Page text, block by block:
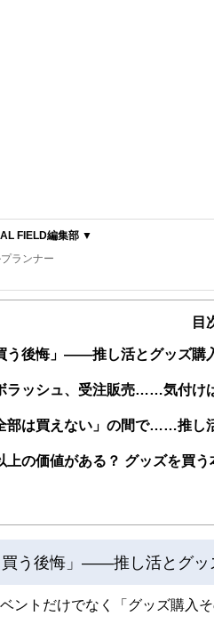
FIELD編集部 ▼
ランナー
は、金融、経済に関する記事を、日々
すべての工程に関わることで、読者目線
徴は、ファイナンシャルプランナー、弁
会保険労務士、行政書士、投資アナリス
コンテンツと確かな情報発信を実現して
目
う後悔」――推し活とグッズ購
ラッシュ、受注販売……気付け
部は買えない」の間で……推し
上の価値がある？ グッズを買う
買う後悔」――推し活とグ
ントだけでなく「グッズ購入